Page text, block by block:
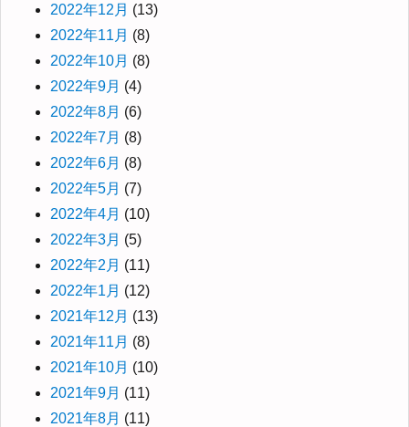
2022年12月 (13)
2022年11月 (8)
2022年10月 (8)
2022年9月 (4)
2022年8月 (6)
2022年7月 (8)
2022年6月 (8)
2022年5月 (7)
2022年4月 (10)
2022年3月 (5)
2022年2月 (11)
2022年1月 (12)
2021年12月 (13)
2021年11月 (8)
2021年10月 (10)
2021年9月 (11)
2021年8月 (11)